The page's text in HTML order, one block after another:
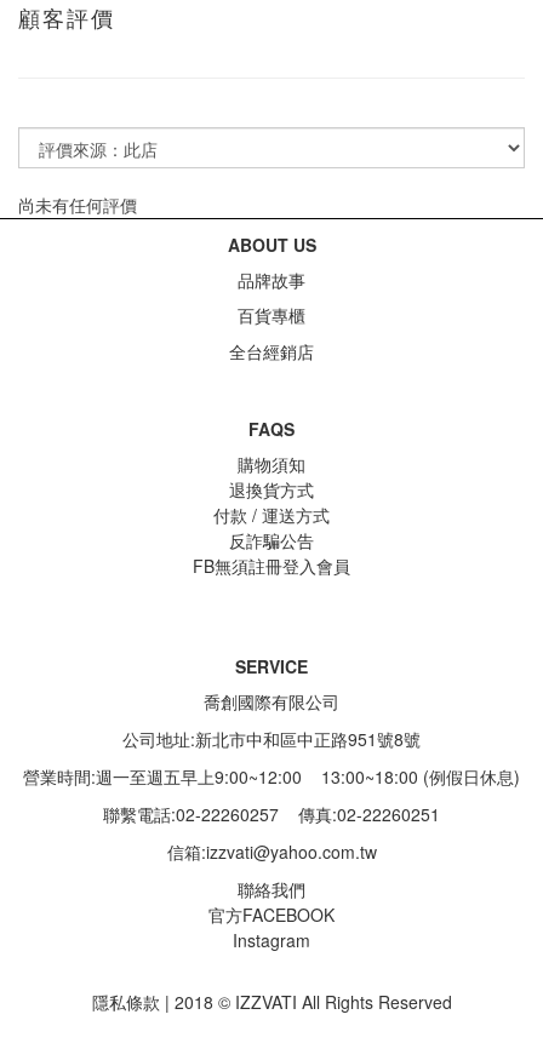
顧客評價
尚未有任何評價
ABOUT US
品牌故事
百貨專櫃
全台經銷店
FAQS
購物須知
退換貨方式
付款 / 運送方式
反詐騙公告
FB無須註冊登入會員
SERVICE
喬創國際有限公司
公司地址:新北市中和區中正路951號8號
營業時間:週一至週五早上9:00~12:00 13:00~18:00 (例假日休息)
聯繫電話:02-22260257 傳真:02-22260251
信箱:izzvati@yahoo.com.tw
聯絡我們
官方FACEBOOK
Instagram
隱私條款 | 2018 © IZZVATI All Rights Reserved